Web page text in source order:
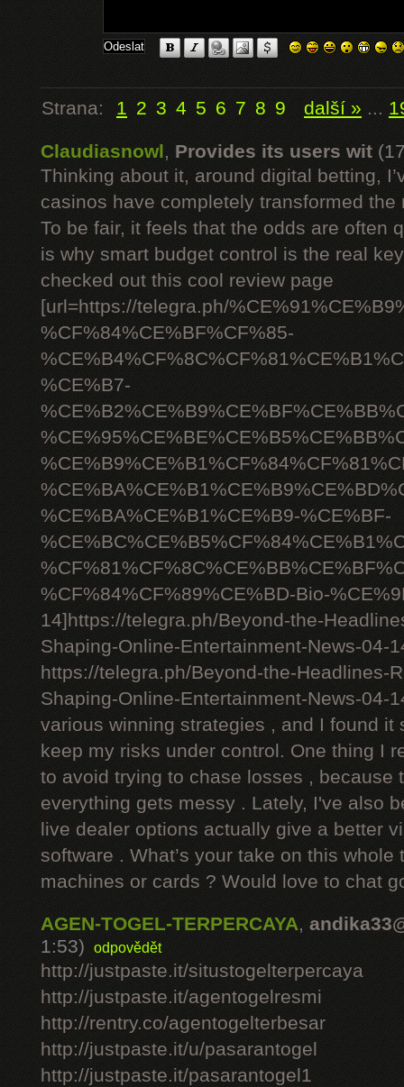
Strana: 1 2 3 4 5 6 7 8 9 další » ...
Claudiasnowl, Provides its users wit
Thinking about it, around digital betting,
casinos have completely transformed
To be fair, it feels that the odds are often
is why smart budget control is the real
checked out this cool review page
[url=https://telegra.ph/
%CF%84%CE%BF%CF%85-
%CE%B7-
%CE%BA%CE%B1%CE%B9-%CE%BF-
%CF%84%CF%89%CE%BD-Bio-
14]https://telegra.ph/Beyond-the-
Shaping-Online-Entertainment-News-04-
https://telegra.ph/Beyond-the-Headlines-
Shaping-Online-Entertainment-News-04-
various winning strategies , and I found it
keep my risks under control. One thing I
to avoid trying to chase losses , because
everything gets messy . Lately, I've also
live dealer options actually give a better
software . What’s your take on this whole
machines or cards ? Would love to chat
AGEN-TOGEL-TERPERCAYA,
1:53)
odpovědět
http://justpaste.it/situstogelterpercaya
http://justpaste.it/agentogelresmi
http://rentry.co/agentogelterbesar
http://justpaste.it/u/pasarantogel
http://justpaste.it/pasarantogel1